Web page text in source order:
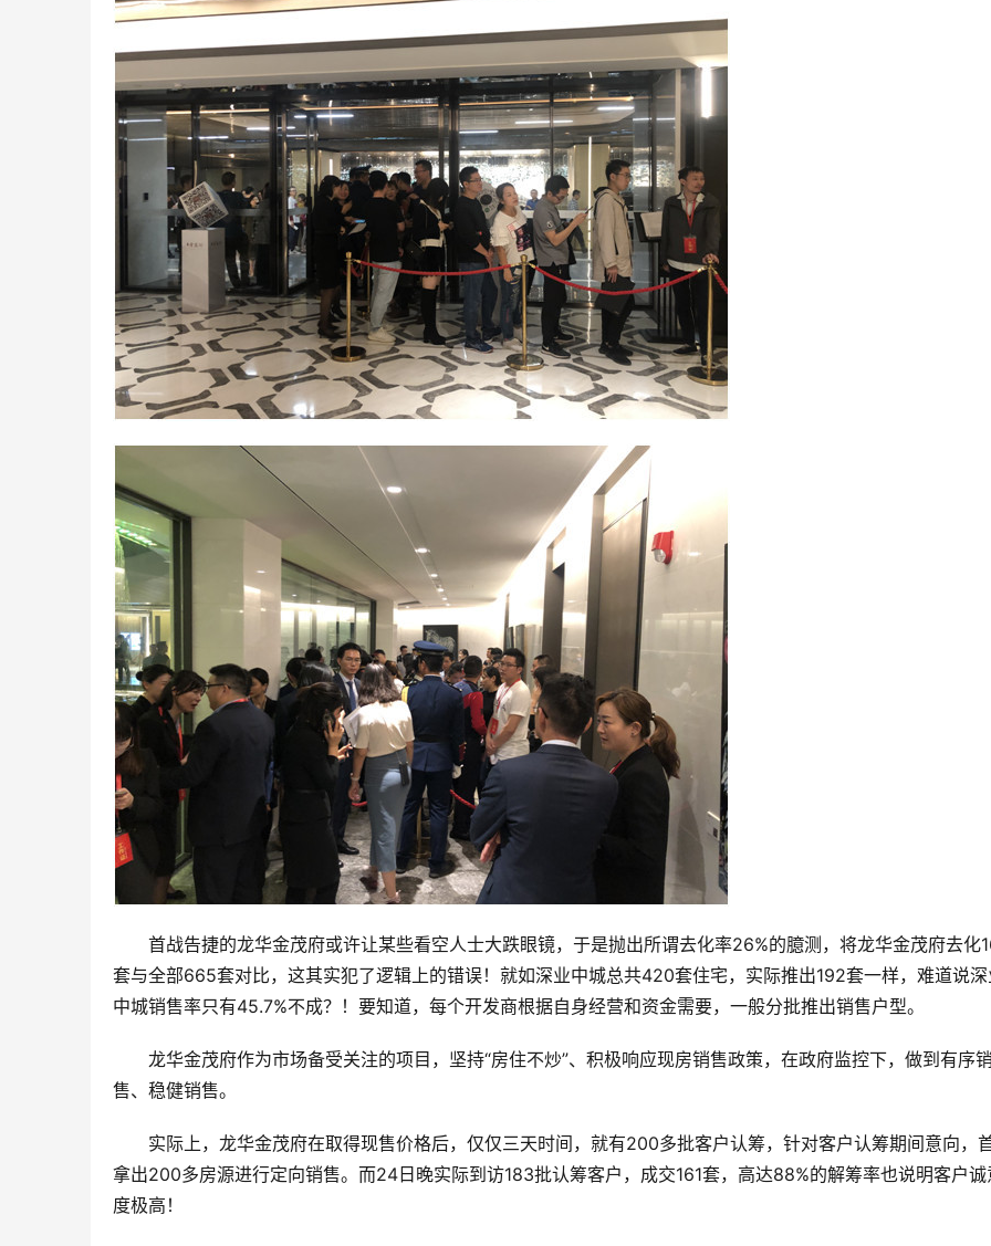
首战告捷的龙华金茂府或许让某些看空人士大跌眼镜，于是抛出所谓去化率26%的臆测，将龙华金茂府去化
套与全部665套对比，这其实犯了逻辑上的错误！就如深业中城总共420套住宅，实际推出192套一样，难道说深
中城销售率只有45.7%不成？！要知道，每个开发商根据自身经营和资金需要，一般分批推出销售户型。
龙华金茂府作为市场备受关注的项目，坚持“房住不炒”、积极响应现房销售政策，在政府监控下，做到有序销
售、稳健销售。
实际上，龙华金茂府在取得现售价格后，仅仅三天时间，就有200多批客户认筹，针对客户认筹期间意向，
拿出200多房源进行定向销售。而24日晚实际到访183批认筹客户，成交161套，高达88%的解筹率也说明客户诚
度极高！